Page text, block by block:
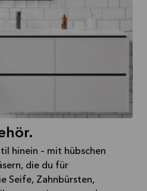
hinein – mit hübschen
die du für
Seife, Zahnbürsten,